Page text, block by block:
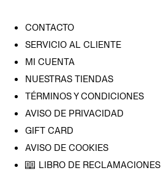
CONTACTO
SERVICIO AL CLIENTE
MI CUENTA
NUESTRAS TIENDAS
TÉRMINOS Y CONDICIONES
AVISO DE PRIVACIDAD
GIFT CARD
AVISO DE COOKIES
LIBRO DE RECLAMACIONES